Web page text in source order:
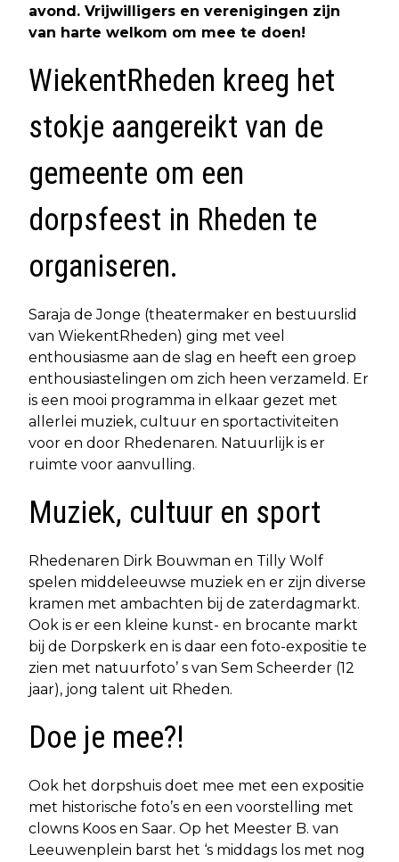
avond. Vrijwilligers en verenigingen zijn
van harte welkom om mee te doen!
WiekentRheden kreeg het
stokje aangereikt van de
gemeente om een
dorpsfeest in Rheden te
organiseren.
Saraja de Jonge (theatermaker en bestuurslid
van WiekentRheden) ging met veel
enthousiasme aan de slag en heeft een groep
enthousiastelingen om zich heen verzameld. Er
is een mooi programma in elkaar gezet met
allerlei muziek, cultuur en sportactiviteiten
voor en door Rhedenaren. Natuurlijk is er
ruimte voor aanvulling.
Muziek, cultuur en sport
Rhedenaren Dirk Bouwman en Tilly Wolf
spelen middeleeuwse muziek en er zijn diverse
kramen met ambachten bij de zaterdagmarkt.
Ook is er een kleine kunst- en brocante markt
bij de Dorpskerk en is daar een foto-expositie te
zien met natuurfoto’ s van Sem Scheerder (12
jaar), jong talent uit Rheden.
Doe je mee?!
Ook het dorpshuis doet mee met een expositie
met historische foto’s en een voorstelling met
clowns Koos en Saar. Op het Meester B. van
Leeuwenplein barst het ‘s middags los met nog